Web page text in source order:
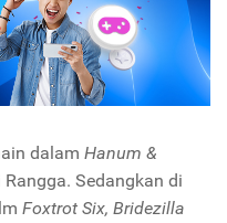
dalam Hanum &
Rangga. Sedangkan di
Foxtrot Six, Bridezilla